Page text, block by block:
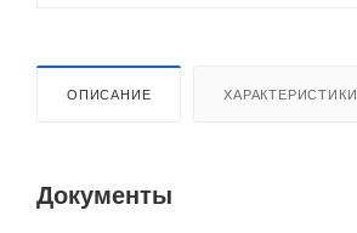
ОПИСАНИЕ ХАРАКТЕРИСТИКИ
Документы